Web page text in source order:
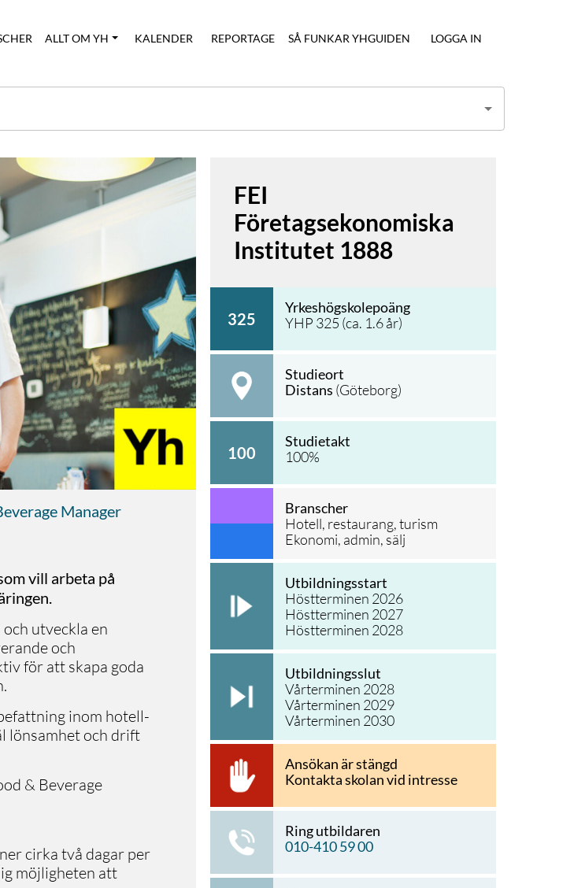
ALLT OM YH KALENDER REPORTAGE SÅ FUNKAR YHGUIDEN LOGGA IN
Manager
vill arbeta på
utveckla en
och
för att skapa goda
inom hotell-
lönsamhet och drift
& Beverage
cirka två dagar per
möjligheten att
FEI
Företagsekonomiska
Institutet 1888
325
Yrkeshögskolepoäng
YHP 325 (ca. 1.6år)
Studieort
Distans (Göteborg)
100
Studietakt
100%
Branscher
Hotell, restaurang, turism
Ekonomi, admin, sälj
Utbildningsstart
Höstterminen 2026
Höstterminen 2027
Höstterminen 2028
Utbildningsslut
Vårterminen 2028
Vårterminen 2029
Vårterminen 2030
Ansökan är stängd
Kontakta skolan vid intresse
Ring utbildaren
010-410 59 00